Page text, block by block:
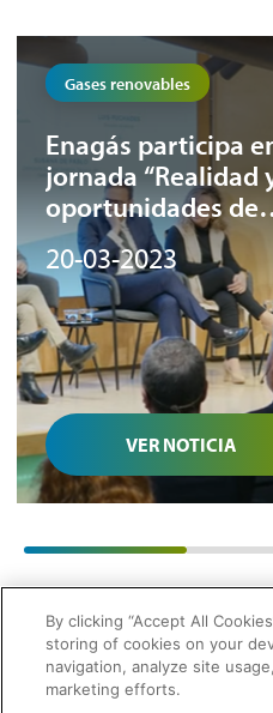
Gases renovables
Enagás participa
jornada “Realidad
oportunidades de
desarrollo de
biometano en
20-03-2023
VER NOTICIA
By clicking “Accept All
storing of cookies on your
navigation, analyze site
marketing efforts.